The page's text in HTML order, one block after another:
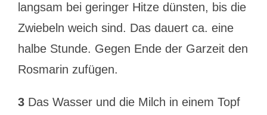
langsam bei geringer Hitze dünsten, bis die
Zwiebeln weich sind. Das dauert ca. eine
halbe Stunde. Gegen Ende der Garzeit den
Rosmarin zufügen.
3Das Wasser und die Milch in einem Topf